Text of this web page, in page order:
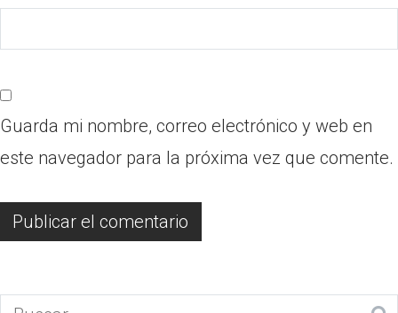
Guarda mi nombre, correo electrónico y web en
este navegador para la próxima vez que comente.